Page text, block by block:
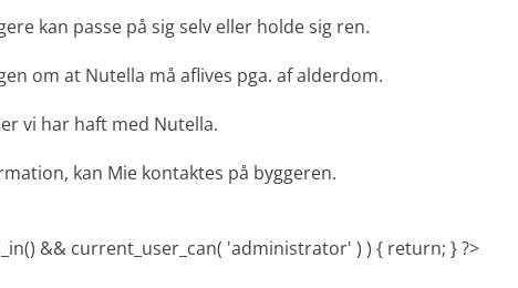
kan passe på sig selv eller holde sig ren.
om at Nutella må aflives pga. af alderdom.
vi har haft med Nutella.
kan Mie kontaktes på byggeren.
&& current_user_can( 'administrator' ) ) { return; } ?>